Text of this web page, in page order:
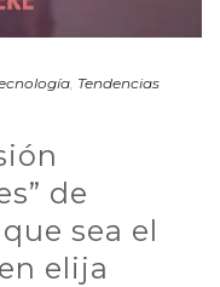
Tendencias
de
sea el
elija